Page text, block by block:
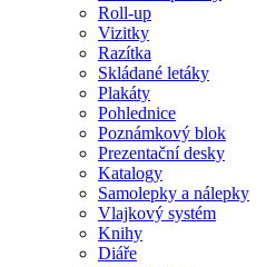
Roll-up
Vizitky
Razítka
Skládané letáky
Plakáty
Pohlednice
Poznámkový blok
Prezentační desky
Katalogy
Samolepky a nálepky
Vlajkový systém
Knihy
Diáře